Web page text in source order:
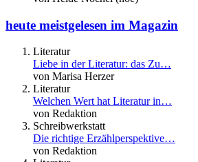
heute meistgelesen im Magazin
Literatur
Liebe in der Literatur: das Zu…
von Marisa Herzer
Literatur
Welchen Wert hat Literatur in…
von Redaktion
Schreibwerkstatt
Die richtige Erzählperspektive…
von Redaktion